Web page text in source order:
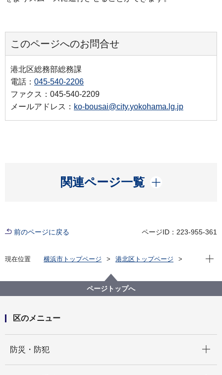
このページへのお問合せ
港北区総務部総務課
電話： 045-540-2206
ファクス：045-540-2209
メールアドレス： ko-bousai@city.yokohama.lg.jp
関連ページ一覧
開く
前のページに戻る ページID：223-955-361
現在位置 横浜市トップページ
港北区トップページ
港北区がけ地相談会（※令和８年度の申込受付は終了
現在
ページトップへ
区のメニュー
防災・防犯